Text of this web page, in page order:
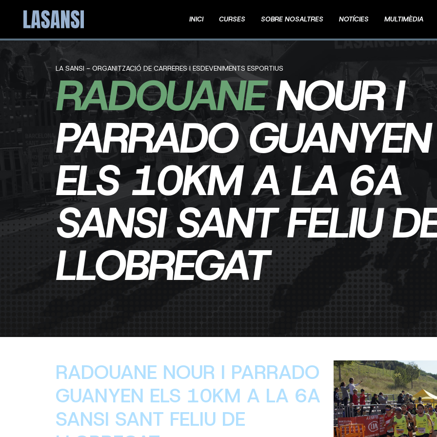
INICI CURSES SOBRE NOSALTRES NOTÍCIES MULTIMÈDIA
LA SANSI - ORGANITZACIÓ DE CARRERES I ESDEVENIMENTS ESPORTIUS
RADOUANENOUR I
PARRADO GUANYEN
ELS 10KM A LA 6A
SANSI SANT FELIU
LLOBREGAT
RADOUANE NOUR I PARRADO
GUANYEN ELS 10KM A LA 6A
SANSI SANT FELIU DE